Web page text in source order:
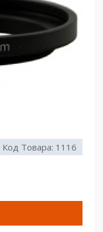
Код Товара: 1116